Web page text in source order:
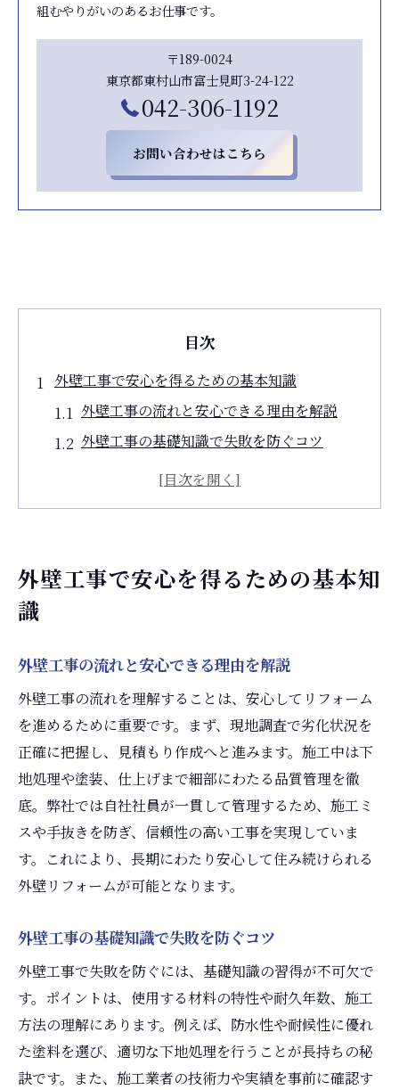
組むやりがいのあるお仕事です。
〒189-0024
東京都東村山市富士見町3-24-122
042-306-1192
お問い合わせはこちら
目次
外壁工事で安心を得るための基本知識
外壁工事の流れと安心できる理由を解説
外壁工事の基礎知識で失敗を防ぐコツ
安心につながる外壁工事の注意点とは
外壁工事の費用相場と賢い判断基準
外壁工事で予算を無駄なく使う方法
外壁工事の費用を左右する要素解説
助成金活用でお得に外壁工事を進める方法
外壁工事に使える助成金の種類と特徴
外壁工事の助成金申請方法と手順
外壁工事で活用したい助成金のメリット
外壁工事の助成金活用で得するポイント
外壁工事の助成金を受ける条件と注意点
安心して任せられる外壁工事の選び方
外壁工事業者の信頼性を見極めるコツ
外壁工事の口コミや実績を確認する重要性
外壁工事の見積もり内容を比較する方法
外壁工事で失敗しない依頼先選定のポイン
外壁工事で安心を得るための基本知
識
外壁工事の流れと安心できる理由を解説
外壁工事の流れを理解することは、安心してリフォーム
を進めるために重要です。まず、現地調査で劣化状況を
正確に把握し、見積もり作成へと進みます。施工中は下
地処理や塗装、仕上げまで細部にわたる品質管理を徹
底。弊社では自社社員が一貫して管理するため、施工ミ
スや手抜きを防ぎ、信頼性の高い工事を実現していま
す。これにより、長期にわたり安心して住み続けられる
外壁リフォームが可能となります。
外壁工事の基礎知識で失敗を防ぐコツ
外壁工事で失敗を防ぐには、基礎知識の習得が不可欠で
す。ポイントは、使用する材料の特性や耐久年数、施工
方法の理解にあります。例えば、防水性や耐候性に優れ
た塗料を選び、適切な下地処理を行うことが長持ちの秘
訣です。また、施工業者の技術力や実績を事前に確認す